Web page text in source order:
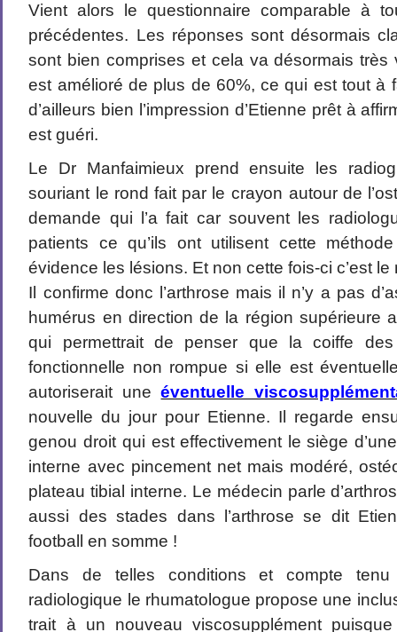
Vient alors le questionnaire comparable à
précédentes. Les réponses sont désormais
sont bien comprises et cela va désormais très
est amélioré de plus de 60%, ce qui est tout à
d’ailleurs bien l’impression d’Etienne prêt à
est guéri.
Le Dr Manfaimieux prend ensuite les
souriant le rond fait par le crayon autour de
demande qui l’a fait car souvent les
patients ce qu’ils ont utilisent cette
évidence les lésions. Et non cette fois-ci c’est le
Il confirme donc l’arthrose mais il n’y a pas
humérus en direction de la région supérieure
qui permettrait de penser que la coiffe
fonctionnelle non rompue si elle est
autoriserait uneéventuelle
nouvelle du jour pour Etienne. Il regarde
genou droit qui est effectivement le siège
interne avec pincement net mais modéré,
plateau tibial interne. Le médecin parle
aussi des stades dans l’arthrose se dit
football en somme !
Dans de telles conditions et compte
radiologique le rhumatologue propose une
trait à un nouveau viscosupplément